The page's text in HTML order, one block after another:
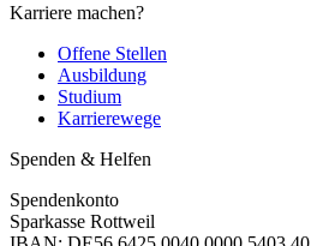
Karriere machen?
Offene Stellen
Ausbildung
Studium
Karrierewege
Spenden & Helfen
Spendenkonto
Sparkasse Rottweil